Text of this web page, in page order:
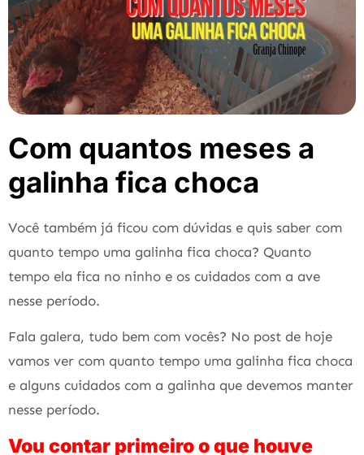
Com quantos meses a
galinha fica choca
Você também já ficou com dúvidas e quis saber com
quanto tempo uma galinha fica choca? Quanto
tempo ela fica no ninho e os cuidados com a ave
nesse período.
Fala galera, tudo bem com vocês? No post de hoje
vamos ver com quanto tempo uma galinha fica choca
e alguns cuidados com a galinha que devemos manter
nesse período.
Vou contar primeiro o que houve